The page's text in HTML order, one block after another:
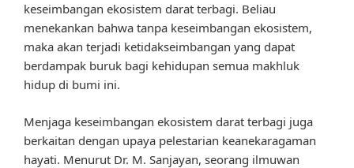
keseimbangan ekosistem darat terbagi. Beliau
menekankan bahwa tanpa keseimbangan ekosistem,
maka akan terjadi ketidakseimbangan yang dapat
berdampak buruk bagi kehidupan semua makhluk
hidup di bumi ini.
Menjaga keseimbangan ekosistem darat terbagi juga
berkaitan dengan upaya pelestarian keanekaragaman
hayati. Menurut Dr. M. Sanjayan, seorang ilmuwan